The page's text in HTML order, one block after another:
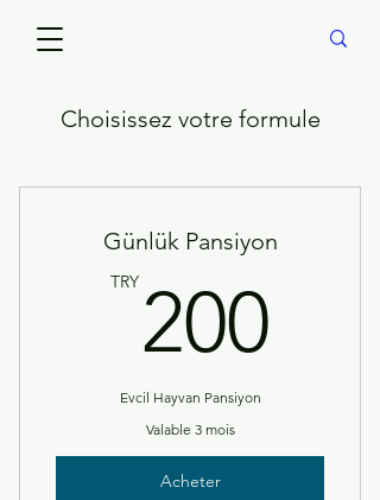
Choisissez votre formule
Günlük Pansiyon
TRY 200
Evcil Hayvan Pansiyon
Valable 3 mois
Acheter